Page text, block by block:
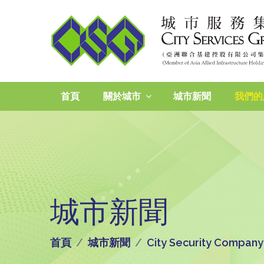
首頁 關於城市 城市新聞 我們
城市新聞
首頁 城市新聞 City Security